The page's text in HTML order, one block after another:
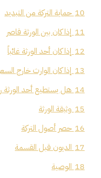
10 حماية التركة من التبديد
11 إذا كان بين الورثة قاصر
12 إذا كان أحد الورثة غائباً
13 إذا كان الوارث خارج
14 هل يستطيع أحد الورثة
15 وثيقة الورثة
16 حصر أصول التركة
17 الديون قبل القسمة
18 الوصية